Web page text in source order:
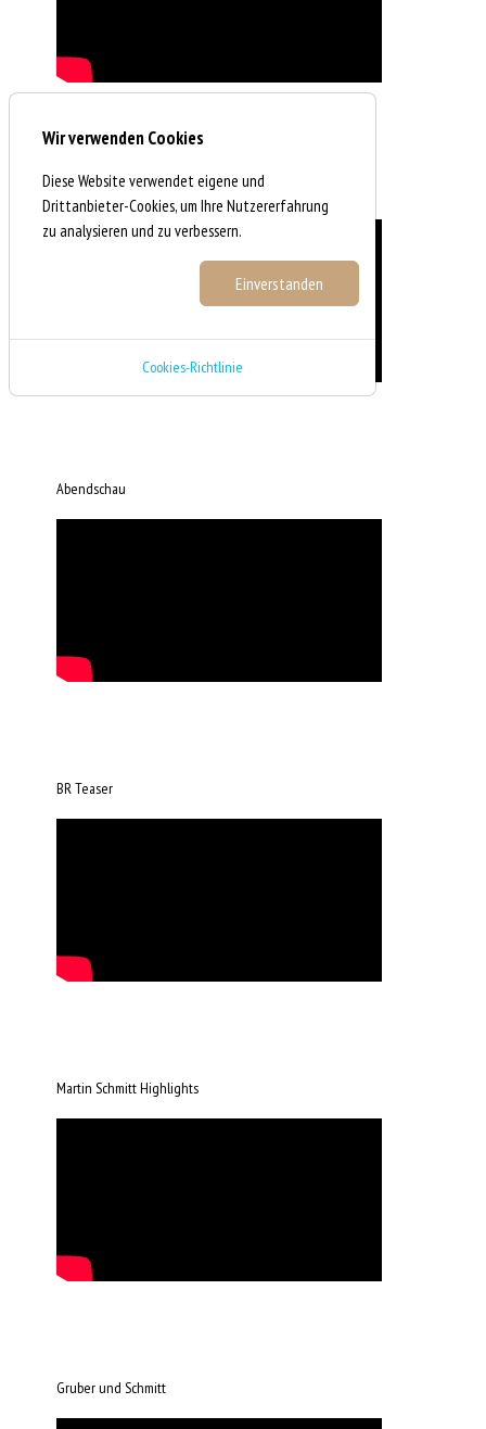
Wir verwenden Cookies
Diese Website verwendet eigene und
Drittanbieter-Cookies, um Ihre Nutzererfahrung
zu analysieren und zu verbessern.
Einverstanden
Cookies-Richtlinie
BR "Wir in Bayern"
Abendschau
BR Teaser
Martin Schmitt Highlights
Gruber und Schmitt